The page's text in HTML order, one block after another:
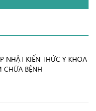
NHẬT KIẾN THỨC Y KHOA
CHỮA BỆNH